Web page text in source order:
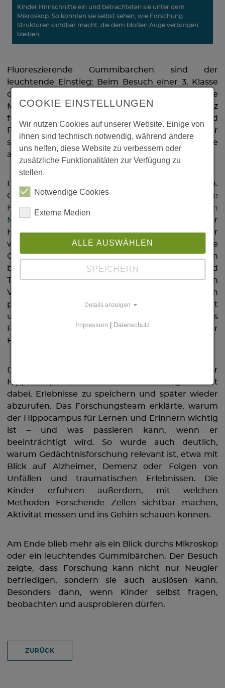
Kinder Hirnschnitte ein und betrachteten sie unter dem
Mikroskop. So konnten sie selbst sehen, wie Forschung
Strukturen sichtbar macht, die dem bloßen Auge verborgen
bleiben.
Fluoreszierende Gummibärchen sind der
leuchtende Einstieg: Beim Besuch einer 3. Klasse
der Evangelischen Grundschule Burg erklärte
Michael Lippert, wie Farbstoffe und Fluoreszenz
funktionieren. Was sonst nach Labor und
Fachsprache klingt, wurde hier unmittelbar
sichtbar: Manche Stoffe leuchten, wenn man sie
auf besondere Weise anregt.
Danach ging es ganz nah ran ans Gehirn.
Gemeinsam mit der Forschungsgruppe
Funktionelle Architektur des Gedächtnisses von
Magdalena Sauvage
färbten die Kinder
Hirnschnitte ein und betrachteten sie unter
verschiedenen Mikroskopen. So konnten sie
Gehirnzellen sichtbar machen und sehen, was dem
bloßen Auge verborgen bleibt. Auch Geruch und
Tastsinn spielten eine Rolle. In kleinen
Verhaltenstests mit Duft- und Fühlaufgaben
prüften die Kinder, wie Wahrnehmung funktioniert
und wie eng sie mit Erinnerung verbunden ist. Aus
Riechen, Fühlen und Vergleichen wurde ein erster
Einblick in wissenschaftliches Arbeiten.
Der wissenschaftliche Kern des Besuchs war der
Hippocampus. Diese kleine Gehirnregion hilft
dabei, Erlebnisse zu speichern und später wieder
abzurufen. Das Forschungsteam erklärte, warum
der Hippocampus für Lernen und Erinnern wichtig
ist – und was passieren kann, wenn er
beeinträchtigt wird. So wurde auch deutlich,
warum Gedächtnisforschung relevant ist, etwa mit
Blick auf Alzheimer, Demenz oder Folgen von
Unfällen und traumatischen Erlebnissen. Die
Kinder erfuhren außerdem, mit welchen
Methoden Forschende Zellen sichtbar machen,
Aktivität messen und ins Gehirn schauen können.
Am Ende blieb mehr als ein Blick durchs Mikroskop
oder ein leuchtendes Gummibärchen. Der Besuch
zeigte, dass Forschung kann nicht nur Neugier
befriedigen, sondern sie auch auslösen kann.
Besonders dann, wenn Kinder selbst fragen,
beobachten und ausprobieren dürfen.
ZURÜCK
COOKIE EINSTELLUNGEN
Wir nutzen Cookies auf unserer Website. Einige von
ihnen sind technisch notwendig, während andere
uns helfen, diese Website zu verbessern oder
zusätzliche Funktionalitäten zur Verfügung zu
stellen.
Notwendige Cookies
Externe Medien
ALLE AUSWÄHLEN
SPEICHERN
Details anzeigen
Impressum | Datenschutz